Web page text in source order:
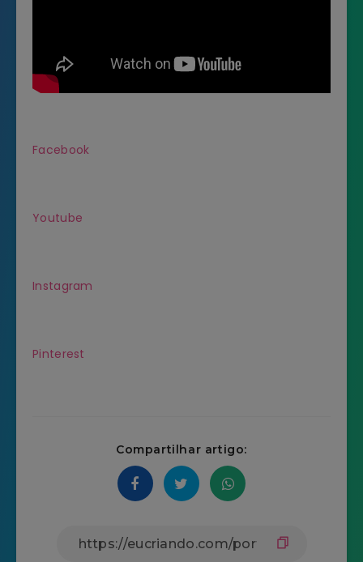
Facebook
Youtube
Instagram
Pinterest
Compartilhar artigo: